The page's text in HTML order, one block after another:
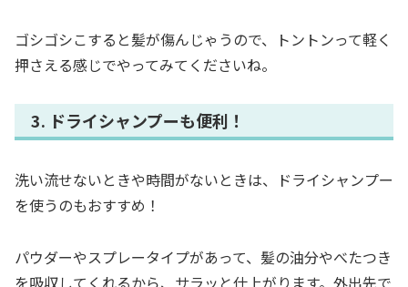
ゴシゴシこすると髪が傷んじゃうので、トントンって軽く
押さえる感じでやってみてくださいね。
3. ドライシャンプーも便利！
洗い流せないときや時間がないときは、ドライシャンプー
を使うのもおすすめ！
パウダーやスプレータイプがあって、髪の油分やべたつき